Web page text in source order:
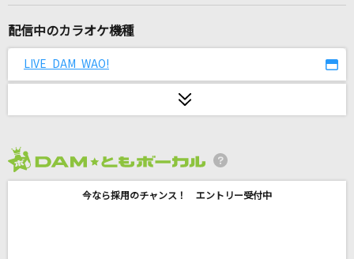
Editorial
I wanna! You wanna!
配信中のカラオケ機種
LIVE DAM WAO!
今なら採用のチャンス！ エントリー受付中